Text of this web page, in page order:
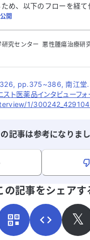
め、以下のフローを経て
公開
究センター ‬ 悪性腫瘍治療研
pp.375~386, 南江堂
ト医薬品インタビューフ
1/
記事は参考になりま
の記事をシェアす
𝕏